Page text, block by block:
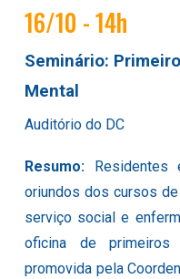
16/10 - 14h
Seminário:
Mental
Auditório do DC
Resumo:
Residentes
oriundos dos cursos
serviço social e
oficina de primeiros
promovida pela